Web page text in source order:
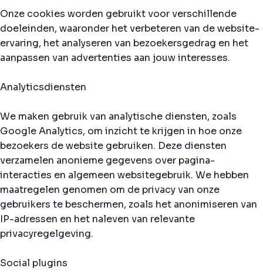
Onze cookies worden gebruikt voor verschillende
doeleinden, waaronder het verbeteren van de website-
ervaring, het analyseren van bezoekersgedrag en het
aanpassen van advertenties aan jouw interesses.
Analyticsdiensten
We maken gebruik van analytische diensten, zoals
Google Analytics, om inzicht te krijgen in hoe onze
bezoekers de website gebruiken. Deze diensten
verzamelen anonieme gegevens over pagina-
interacties en algemeen websitegebruik. We hebben
maatregelen genomen om de privacy van onze
gebruikers te beschermen, zoals het anonimiseren van
IP-adressen en het naleven van relevante
privacyregelgeving.
Social plugins